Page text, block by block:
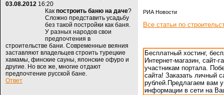
03.08.2012 16:20
Как построить баню на даче?
Сложно представить усадьбу
без такой постройки как баня.
У разных народов свои
предпочтения в
строительстве бани. Современные веяния
заставляют владельцев строить турецкие
хамамы, финские сауны, японские офуро и
другие. Но все же, многие отдают
предпочтение русской бане.
Ответ
РИА Новости
Все статьи по
Бесплатный хостинг,
Интернет-магазин, сайт-
участникам портала.
сайта! Заказать личный
рублей.Предлагаем вам
информации в сети на